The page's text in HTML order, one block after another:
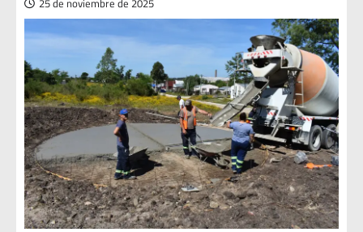
25 de noviembre de 2025